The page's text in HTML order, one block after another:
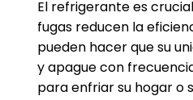
El refrigerante es
fugas reducen la
pueden hacer que su
y apague con
para enfriar su hogar o